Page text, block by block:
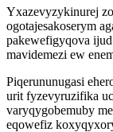
Yxazevyzykinurej
ogotajesakoserym
pakewefigyqova
mavidemezi ew
Piqerununugasi
urit fyzevyruzifika
varyqygobemuby
eqowefiz